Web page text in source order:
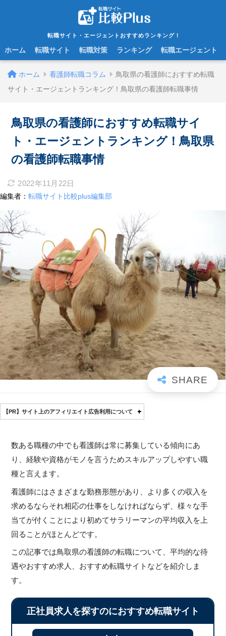
転職サイト・エージェントおすすめランキング！
ホーム 転職サイト 転職対策 ランキング 転職エージェント
ホーム 看護師転職コラム
鳥取県の看護師におすすめ転職
サイト・エージェントランキング！鳥取県の看護師転職事情
鳥取県の看護師におすすめ転職サイ
ト・エージェントランキング！鳥取県
の看護師転職事情
2022年11月22日
編集者： 転職サイト比較plus編集部
【PR】サイト上のアフィリエイト広告利用について
数ある職種の中でも看護師は常に募集している傾向にあ
り、経験や資格がモノを言うためスキルアップしやすい職
種と言えます。
看護師にはさまざまな勤務形態があり、より多くの収入を
求めるならそれ相応の仕事をしなければならず、様々な手
当てが付くことにより初めてサラリーマンの平均収入を上
回ることがほとんどです。
この記事では鳥取県の看護師の転職について、平均的な待
遇やおすすめ求人、おすすめ転職サイトなどを紹介しま
す。
正社員求人を探すのにおすすめ転職サイト